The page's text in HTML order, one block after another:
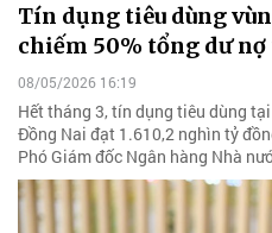
Tín dụng tiêu dùng
chiếm 50% tổng dư nợ
08/05/2026 16:19
Hết tháng 3, tín dụng tiêu dùng
Đồng Nai đạt 1.610,2 nghìn tỷ
Phó Giám đốc Ngân hàng Nhà